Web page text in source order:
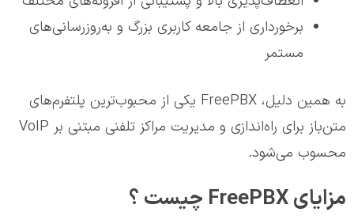
برخورداری از جامعه کاربری بزرگ و به‌روزرسانی‌های
مستمر
به همین دلیل، FreePBX یکی از محبوب‌ترین پلتفرم‌های
متن‌باز برای راه‌اندازی و مدیریت مراکز تلفنی مبتنی بر VoIP
محسوب می‌شود.
مزایای FreePBX چیست ؟